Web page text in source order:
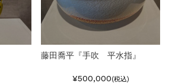
藤田喬平『手吹 平水指』
¥500,000(税込)